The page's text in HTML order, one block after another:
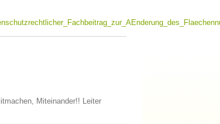
Miteinander!! Leiter